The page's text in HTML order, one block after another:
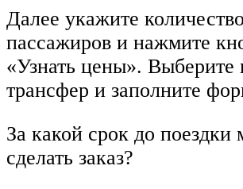
Далее укажите количество
пассажиров и нажмите
«Узнать цены». Выберите
трансфер и заполните
За какой срок до поездки
сделать заказ?